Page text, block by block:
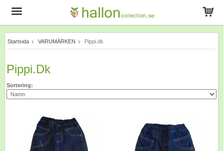
Produkten har blivit tillagd i varukorgen
Startsida VARUMÄRKEN Pippi.dk
Pippi.dk
Sortering: